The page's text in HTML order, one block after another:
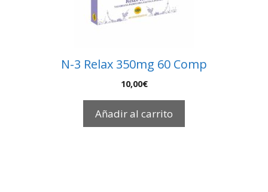
N-3 Relax 350mg 60 Comp
10,00€
Añadir al carrito